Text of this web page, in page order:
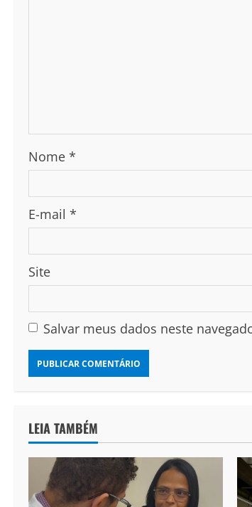
Nome *
E-mail *
Site
Salvar meus dados neste
LEIA TAMBÉM